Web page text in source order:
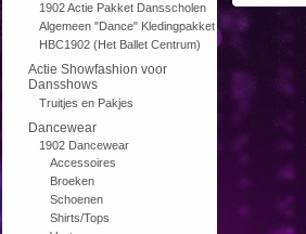
1902 Actie Pakket Dansscholen
Algemeen "Dance" Kledingpakket
HBC1902 (Het Ballet Centrum)
Actie Showfashion voor
Dansshows
Truitjes en Pakjes
Dancewear
1902 Dancewear
Accessoires
Broeken
Schoenen
Shirts/Tops